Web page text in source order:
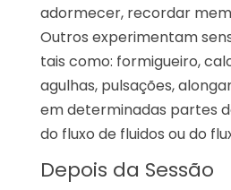
adormecer, recordar
Outros experimentam
tais como: formigueiro,
agulhas, pulsações,
em determinadas partes
do fluxo de fluidos ou do
Depois da Sessão